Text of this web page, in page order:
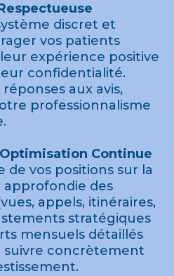
discret et
vos patients
expérience positive
confidentialité.
aux avis,
professionnalisme
Continue
vos positions sur la
approfondie des
appels, itinéraires,
stratégiques
mensuels détaillés
concrètement